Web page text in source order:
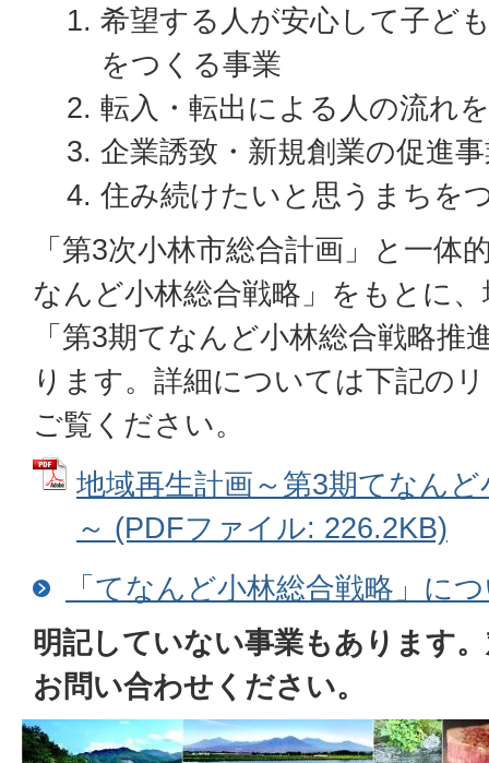
希望する人が安心して子ど
をつくる事業
転入・転出による人の流れ
企業誘致・新規創業の促進
住み続けたいと思うまちを
「第3次小林市総合計画」と一体
なんど小林総合戦略」をもとに
「第3期てなんど小林総合戦略推
ります。詳細については下記の
ご覧ください。
地域再生計画～第3期てなん
～ (PDFファイル: 226.2KB)
「てなんど小林総合戦略」に
明記していない事業もあります
お問い合わせください。